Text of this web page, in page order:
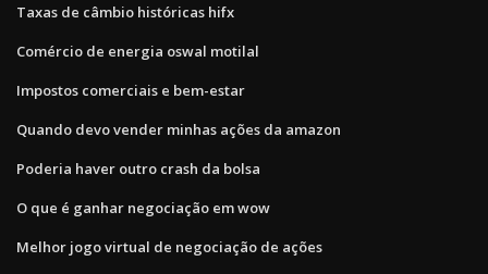
Taxas de câmbio históricas hifx
Comércio de energia oswal motilal
Impostos comerciais e bem-estar
Quando devo vender minhas ações da amazon
Poderia haver outro crash da bolsa
O que é ganhar negociação em wow
Melhor jogo virtual de negociação de ações